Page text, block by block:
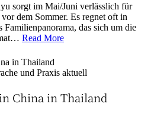
sorgt im Mai/Juni verlässlich für
dem Sommer. Es regnet oft in
das sich um die
Read More
und Praxis aktuell
China in Thailand